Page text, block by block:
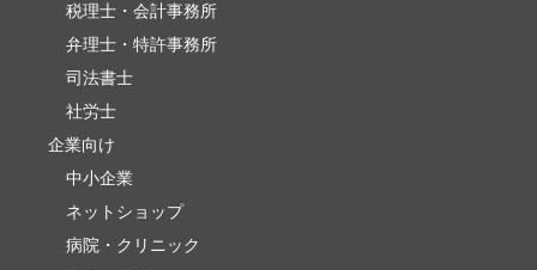
税理士・会計事務所
弁理士・特許事務所
司法書士
社労士
企業向け
中小企業
ネットショップ
病院・クリニック